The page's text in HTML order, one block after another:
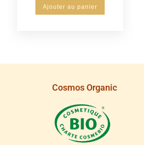
Ajouter au panier
Cosmos Organic